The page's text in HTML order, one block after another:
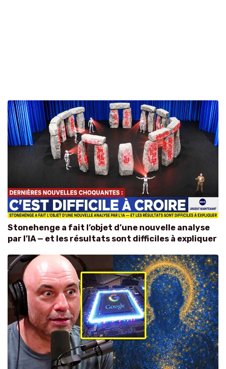
Stonehenge a fait l’objet d’une nouvelle analyse
par l’IA — et les résultats sont difficiles à expliquer